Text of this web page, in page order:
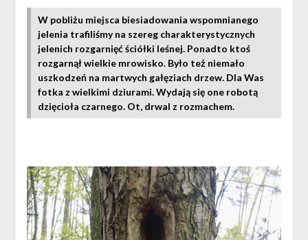
W pobliżu miejsca biesiadowania wspomnianego
jelenia trafiliśmy na szereg charakterystycznych
jelenich rozgarnięć ściółki leśnej. Ponadto ktoś
rozgarnął wielkie mrowisko. Było też niemało
uszkodzeń na martwych gałęziach drzew. Dla Was
fotka z wielkimi dziurami. Wydają się one robotą
dzięcioła czarnego. Ot, drwal z rozmachem.